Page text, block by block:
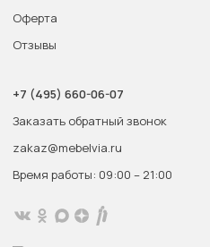
Оферта
Отзывы
+7 (495) 660-06-07
Заказать обратный звонок
zakaz@mebelvia.ru
Время работы: 09:00 – 21:00